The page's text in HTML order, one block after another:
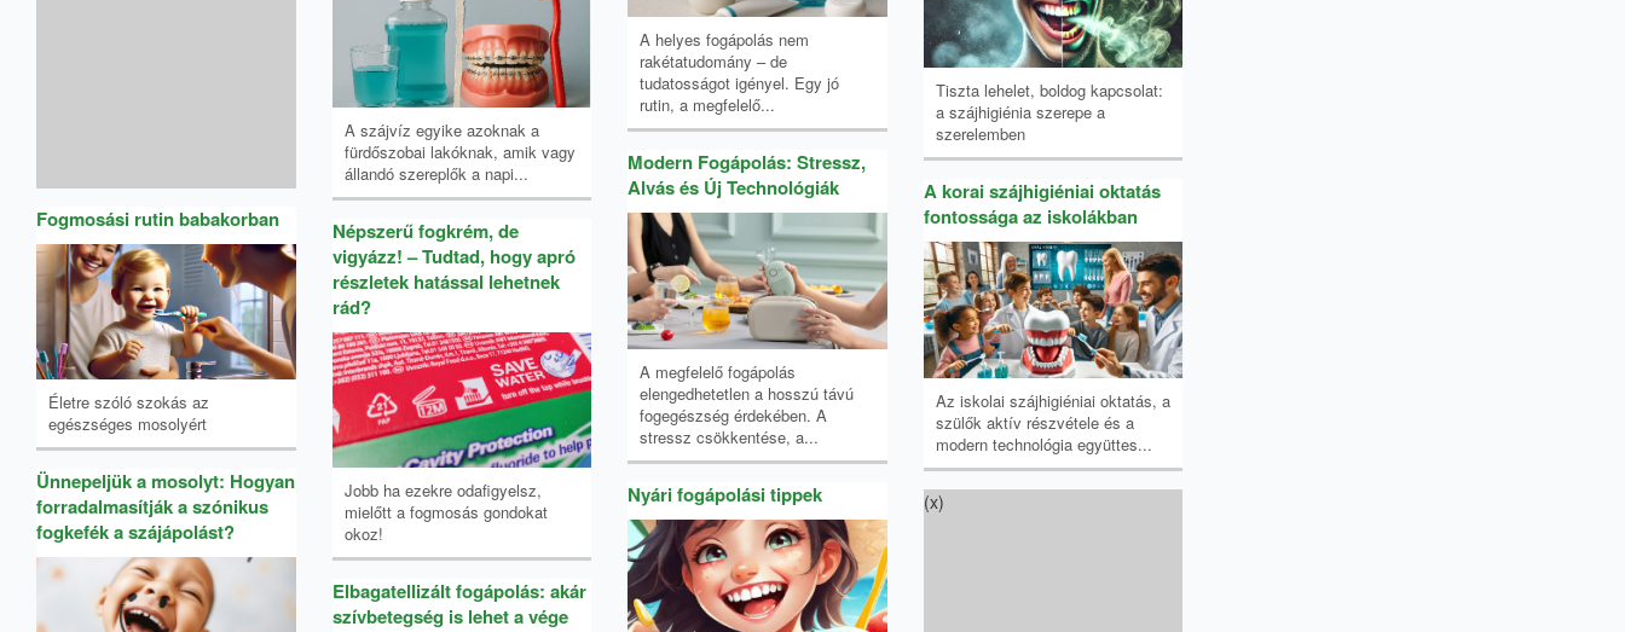
Fogmosási rutin babakorban
Életre szóló szokás az
egészséges mosolyért
Ünnepeljük a mosolyt: Hogyan
forradalmasítják a szónikus
fogkefék a szájápolást?
A szájvíz egyike azoknak a
fürdőszobai lakóknak, amik vagy
állandó szereplők a napi...
Népszerű fogkrém, de
vigyázz! – Tudtad, hogy apró
részletek hatással lehetnek
rád?
Jobb ha ezekre odafigyelsz,
mielőtt a fogmosás gondokat
okoz!
Elbagatellizált fogápolás: akár
szívbetegség is lehet a vége
A helyes fogápolás nem
rakétatudomány – de
tudatosságot igényel. Egy jó
rutin, a megfelelő...
Modern Fogápolás: Stressz,
Alvás és Új Technológiák
A megfelelő fogápolás
elengedhetetlen a hosszú távú
fogegészség érdekében. A
stressz csökkentése, a...
Nyári fogápolási tippek
Tiszta lehelet, boldog kapcsolat:
a szájhigiénia szerepe a
szerelemben
A korai szájhigiéniai oktatás
fontossága az iskolákban
Az iskolai szájhigiéniai oktatás, a
szülők aktív részvétele és a
modern technológia együttes...
(x)